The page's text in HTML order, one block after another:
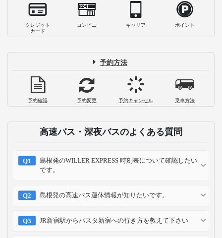
クレジット
カード
コンビニ キャリア ポイント
予約方法
予約確認 予約変更 予約キャンセル 乗車方法
高速バス・深夜バスのよくある質問
島根発のWILLER EXPRESS 時刻表について確認したい
です。
島根発の高速バス運休情報が知りたいです。
JR新宿駅からバスタ新宿への行き方を教えて下さい